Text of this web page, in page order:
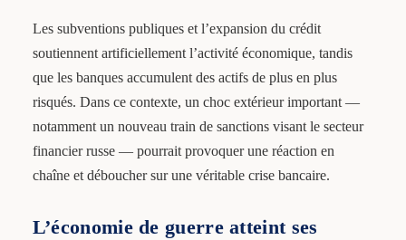
Les subventions publiques et l’expansion du crédit
soutiennent artificiellement l’activité économique, tandis
que les banques accumulent des actifs de plus en plus
risqués. Dans ce contexte, un choc extérieur important —
notamment un nouveau train de sanctions visant le secteur
financier russe — pourrait provoquer une réaction en
chaîne et déboucher sur une véritable crise bancaire.
L’économie de guerre atteint ses